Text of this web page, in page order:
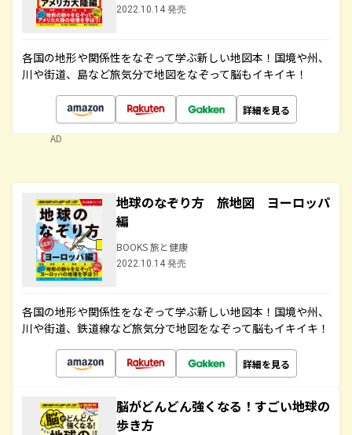
2022.10.14 発売
各国の地形や関係性をなぞって学ぶ新しい地図本！国境や州、
川や街道、島など旅気分で地図をなぞって脳もイキイキ！
詳細を見る
AD
地球のなぞり方 旅地図 ヨーロッパ
編
BOOKS 旅と健康
2022.10.14 発売
各国の地形や関係性をなぞって学ぶ新しい地図本！国境や州、
川や街道、鉄道線など旅気分で地図をなぞって脳もイキイキ！
詳細を見る
脳がどんどん強くなる！すごい地球の
歩き方